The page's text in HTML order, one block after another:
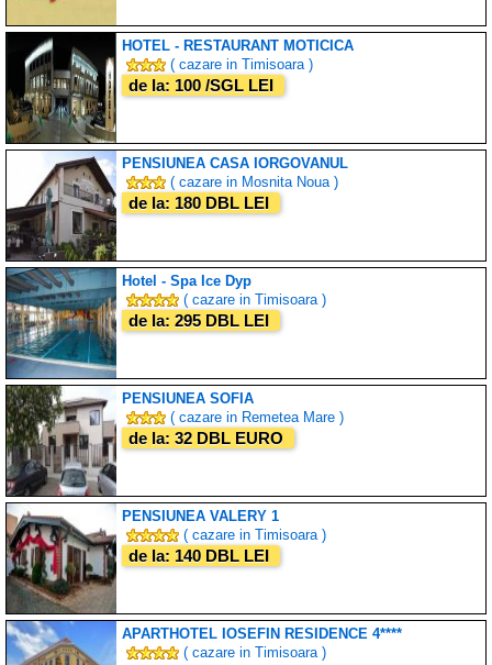
HOTEL - RESTAURANT MOTICICA
( cazare in Timisoara )
de la: 100 /SGL LEI
PENSIUNEA CASA IORGOVANUL
( cazare in Mosnita Noua )
de la: 180 DBL LEI
Hotel - Spa Ice Dyp
( cazare in Timisoara )
de la: 295 DBL LEI
PENSIUNEA SOFIA
( cazare in Remetea Mare )
de la: 32 DBL EURO
PENSIUNEA VALERY 1
( cazare in Timisoara )
de la: 140 DBL LEI
APARTHOTEL IOSEFIN RESIDENCE 4****
( cazare in Timisoara )